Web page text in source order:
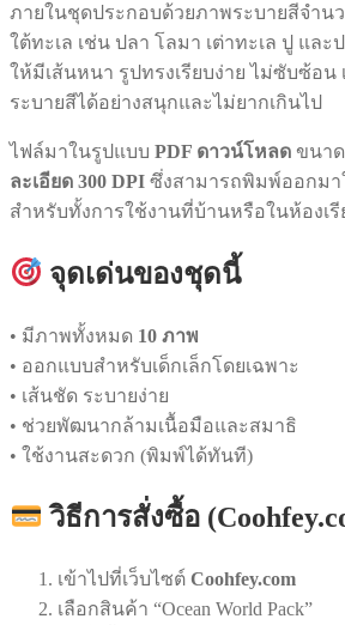
ภายในชุดประกอบด้วยภาพระบายสีจำน
ใต้ทะเล เช่น ปลา โลมา เต่าทะเล ปู แล
ให้มีเส้นหนา รูปทรงเรียบง่าย ไม่ซับซ้อน
ระบายสีได้อย่างสนุกและไม่ยากเกินไป
ไฟล์มาในรูปแบบ PDF ดาวน์โหลด ขนาด
ละเอียด 300 DPI ซึ่งสามารถพิมพ์ออกมา
สำหรับทั้งการใช้งานที่บ้านหรือในห้องเรี
จุดเด่นของชุดนี้
• มีภาพทั้งหมด 10 ภาพ
• ออกแบบสำหรับเด็กเล็กโดยเฉพาะ
• เส้นชัด ระบายง่าย
• ช่วยพัฒนากล้ามเนื้อมือและสมาธิ
• ใช้งานสะดวก (พิมพ์ได้ทันที)
วิธีการสั่งซื้อ
เข้าไปที่เว็บไซต์ Coohfey.com
เลือกสินค้า “Ocean World Pack”